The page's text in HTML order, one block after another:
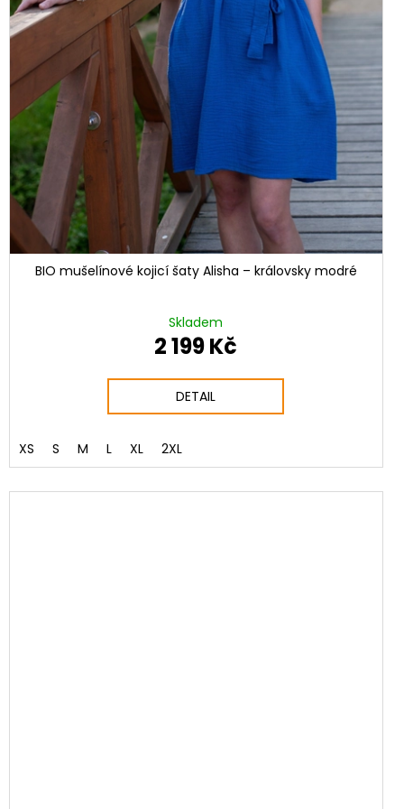
BIO mušelínové kojicí šaty Alisha – královsky modré
Skladem
2 199 Kč
DETAIL
XS S M L XL 2XL